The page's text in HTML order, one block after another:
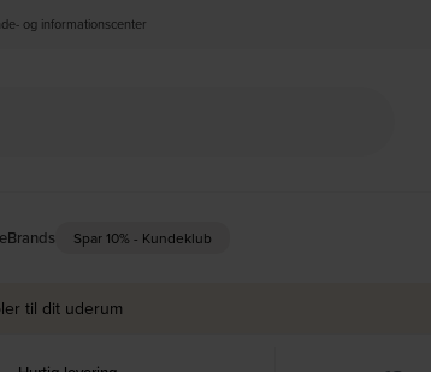
og informationscenter
Brands Spar 10% - Kundeklub
til dit uderum